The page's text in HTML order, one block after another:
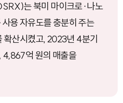
는 북미 마이크로·나노
용 자유도를 충분히 주는
확산시켰고, 2023년 4분기
4,867억 원의 매출을